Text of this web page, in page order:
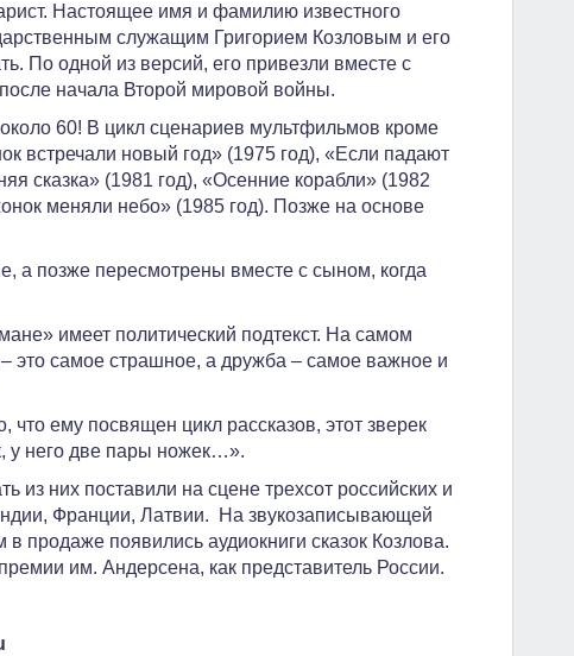
Настоящее имя и фамилию известного
служащим Григорием Козловым и его
По одной из версий, его привезли вместе с
начала Второй мировой войны.
60! В цикл сценариев мультфильмов кроме
встречали новый год» (1975 год), «Если падают
сказка» (1981 год), «Осенние корабли» (1982
меняли небо» (1985 год). Позже на основе
а позже пересмотрены вместе с сыном, когда
имеет политический подтекст. На самом
это самое страшное, а дружба – самое важное и
ему посвящен цикл рассказов, этот зверек
у него две пары ножек…».
из них поставили на сцене трехсот российских и
Франции, Латвии. На звукозаписывающей
появились аудиокниги сказок Козлова.
им. Андерсена, как представитель России.